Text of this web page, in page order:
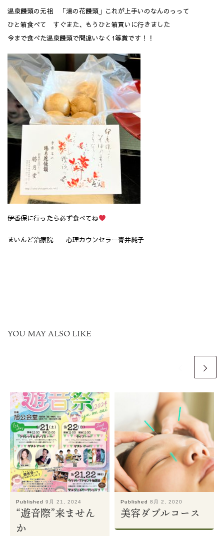
温泉饅頭の元祖 「湯の花饅頭」これが上手いのなんのっって
ひと箱食べて すぐまた、もうひと箱買いに行きました
今まで食べた温泉饅頭で間違いなく1等賞です！！
伊香保に行ったら必ず食べてね
まいんど治療院 心理カウンセラー青井純子
YOU MAY ALSO LIKE
Published 9月 21, 2024
“遊音際”来ません
か
Published 8月 2, 2020
美容ダブルコース